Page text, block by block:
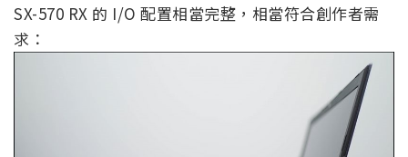
SX-570 RX 的 I/O 配置相當完整，相當符合創作者需
求：